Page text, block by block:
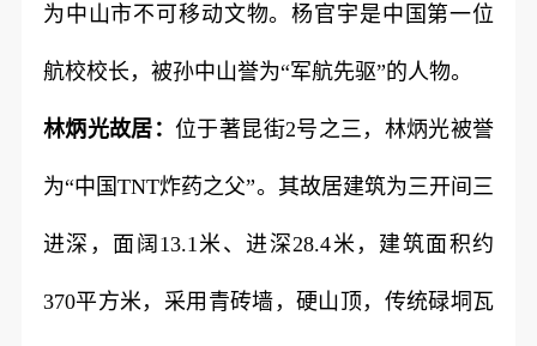
为中山市不可移动文物。杨官宇是中国第一位
航校校长，被孙中山誉为“军航先驱”的人物。
林炳光故居：位于著昆街2号之三，林炳光被誉
为“中国TNT炸药之父”。其故居建筑为三开间三
进深，面阔13.1米、进深28.4米，建筑面积约
370平方米，采用青砖墙，硬山顶，传统碌垌瓦